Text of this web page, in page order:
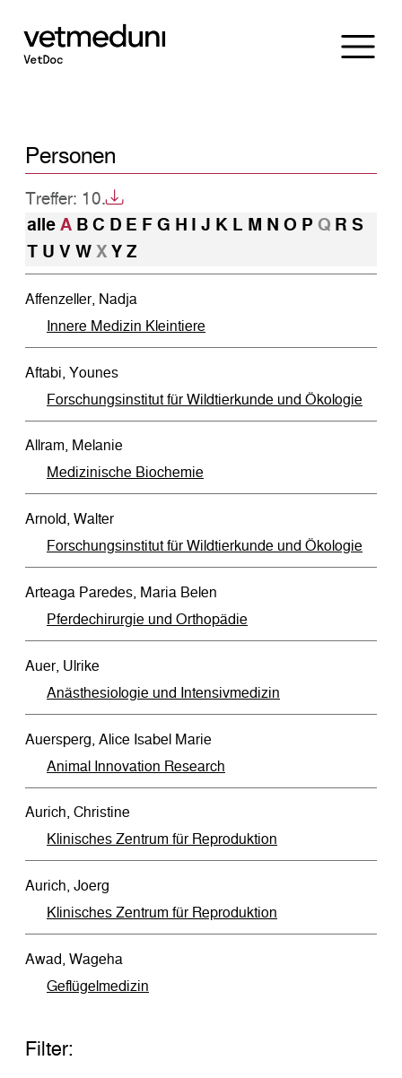
Personen
Treffer: 10.
alle A B C D E F G H J K L M N O P Q R S
T U V W X Y Z
Affenzeller, Nadja
Innere Medizin Kleintiere
Aftabi, Younes
Forschungsinstitut für Wildtierkunde und Ökologie
Allram, Melanie
Medizinische Biochemie
Arnold, Walter
Forschungsinstitut für Wildtierkunde und Ökologie
Arteaga Paredes, Maria Belen
Pferdechirurgie und Orthopädie
Auer, Ulrike
Anästhesiologie und Intensivmedizin
Auersperg, Alice Isabel Marie
Animal Innovation Research
Aurich, Christine
Klinisches Zentrum für Reproduktion
Aurich, Joerg
Klinisches Zentrum für Reproduktion
Awad, Wageha
Geflügelmedizin
Filter: